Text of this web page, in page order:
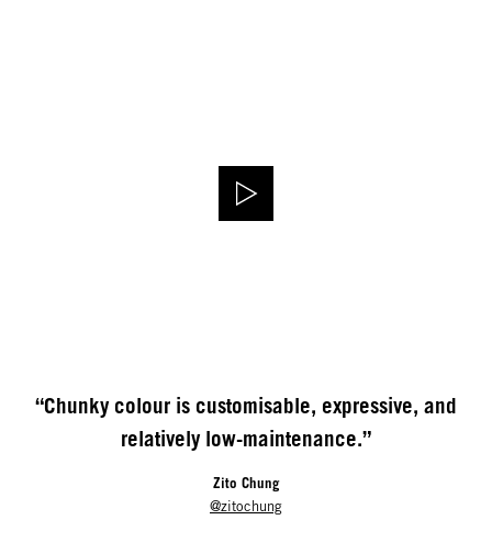
“Chunky colour is customisable, expressive, and
relatively low-maintenance.”
Zito Chung
@zitochung